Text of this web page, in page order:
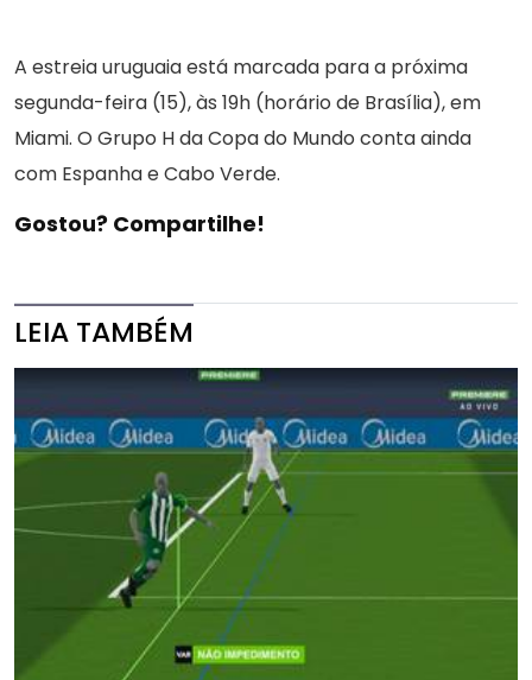
A estreia uruguaia está marcada para a próxima
segunda-feira (15), às 19h (horário de Brasília), em
Miami. O Grupo H da Copa do Mundo conta ainda
com Espanha e Cabo Verde.
Gostou? Compartilhe!
LEIA TAMBÉM